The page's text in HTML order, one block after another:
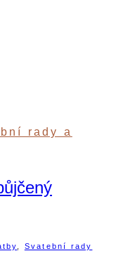
rady a
Svatební rady